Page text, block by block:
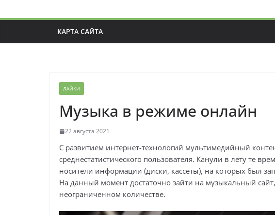
КАРТА САЙТА
ЛАЙКИ
Музыка в режиме онлайн
22 августа 2021
С развитием интернет-технологий мультимедийный
среднестатистического пользователя. Канули в лету те
носители информации (диски, кассеты), на которых был
На данный момент достаточно зайти на музыкальный
неограниченном количестве.